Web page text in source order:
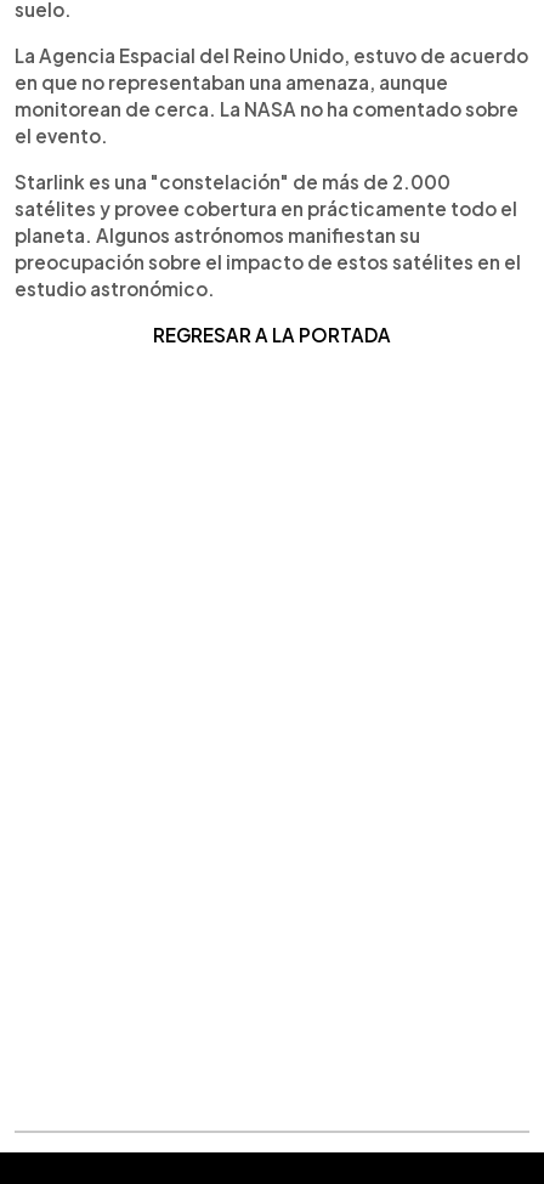
suelo.
La Agencia Espacial del Reino Unido, estuvo de acuerdo
en que no representaban una amenaza, aunque
monitorean de cerca. La NASA no ha comentado sobre
el evento.
Starlink es una "constelación" de más de 2.000
satélites y provee cobertura en prácticamente todo el
planeta. Algunos astrónomos manifiestan su
preocupación sobre el impacto de estos satélites en el
estudio astronómico.
REGRESAR A LA PORTADA